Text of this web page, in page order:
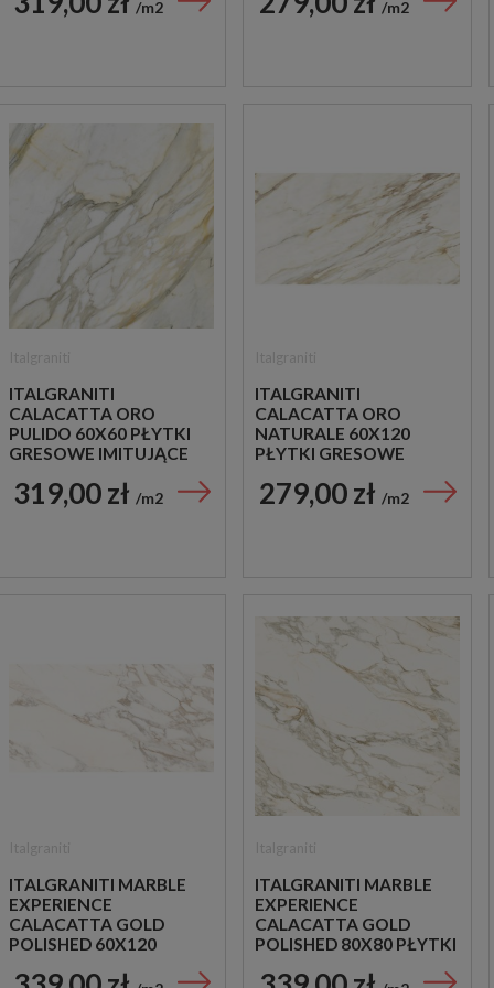
m2 m2
ITALGRANITI
CALACATTA ORO
PULIDO 60X60 PŁYTKI
GRESOWE IMITUJĄCE
319,00 zł m2
ITALGRANITI
CALACATTA ORO
NATURALE 60X120
PŁYTKI GRESOWE
279,00 zł m2
ITALGRANITI MARBLE
EXPERIENCE
CALACATTA GOLD
POLISHED 60X120
IMITUJĄCE MARMUR
ITALGRANITI MARBLE
EXPERIENCE
CALACATTA GOLD
POLISHED 80X80 PŁYTKI
MARMUR